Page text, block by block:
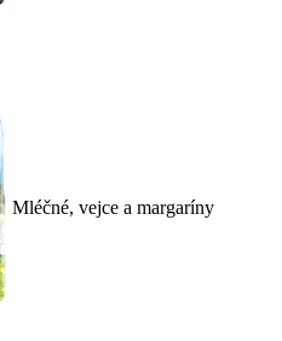
Mléčné, vejce a margaríny